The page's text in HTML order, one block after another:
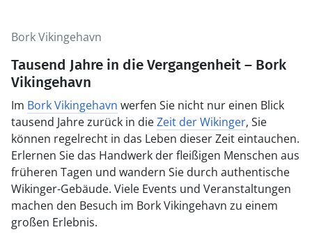
Bork Vikingehavn
Tausend Jahre in die Vergangenheit – Bork
Vikingehavn
Im Bork Vikingehavn werfen Sie nicht nur einen Blick
tausend Jahre zurück in dieZeit der Wikinger, Sie
können regelrecht in das Leben dieser Zeit eintauchen.
Erlernen Sie das Handwerk der fleißigen Menschen aus
früheren Tagen und wandern Sie durch authentische
Wikinger-Gebäude. Viele Events und Veranstaltungen
machen den Besuch im Bork Vikingehavn zu einem
großen Erlebnis.